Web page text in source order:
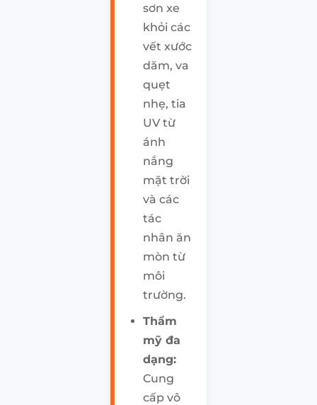
sơn xe
khỏi các
vết xước
dăm, va
quẹt
nhẹ, tia
UV từ
ánh
nắng
mặt trời
và các
tác
nhân ăn
mòn từ
môi
trường.
Thẩm
mỹ đa
dạng:
Cung
cấp vô